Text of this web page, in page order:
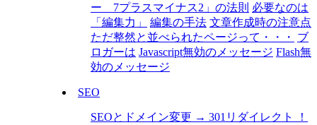
ー 7プラスマイナス2」の法則 必要なのは
「編集力」
編集の手法 文章作成時の注意点
ただ整然と並べられたページって・・・
ブ
ロガーは Javascript無効のメッセージ Flash無
効のメッセージ
SEO
SEOとドメイン変更 → 301リダイレクト ！